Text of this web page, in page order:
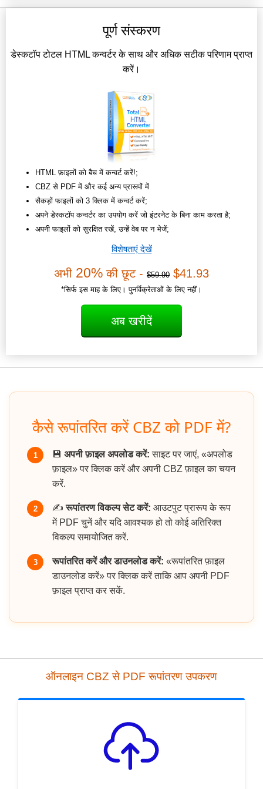
पूर्ण संस्करण
डेस्कटॉप टोटल HTML कन्वर्टर के साथ और अधिक सटीक परिणाम प्राप्त
करें।
HTML फ़ाइलों को बैच में कन्वर्ट करें!;
CBZ से PDF में और कई अन्य प्रारूपों में
सैकड़ों फाइलों को 3 क्लिक में कन्वर्ट करें;
अपने डेस्कटॉप कन्वर्टर का उपयोग करें जो इंटरनेट के बिना काम करता है;
अपनी फाइलों को सुरक्षित रखें, उन्हें वेब पर न भेजें;
विशेषताएं देखें
अभी 20% की छूट - $59.90 $41.93
*सिर्फ इस माह के लिए। पुनर्विक्रेताओं के लिए नहीं।
अब खरीदें
कैसे रूपांतरित करें CBZ को PDF में?
1 💾 अपनी फ़ाइल अपलोड करें: साइट पर जाएं, «अपलोड
फ़ाइल» पर क्लिक करें और अपनी CBZ फ़ाइल का चयन
करें.
2 ✍️रूपांतरण विकल्प सेट करें: आउटपुट प्रारूप के रूप
में PDF चुनें और यदि आवश्यक हो तो कोई अतिरिक्त
विकल्प समायोजित करें.
3 रूपांतरित करें और डाउनलोड करें: «रूपांतरित फ़ाइल
डाउनलोड करें» पर क्लिक करें ताकि आप अपनी PDF
फ़ाइल प्राप्त कर सकें.
ऑनलाइन CBZ से PDF रूपांतरण उपकरण